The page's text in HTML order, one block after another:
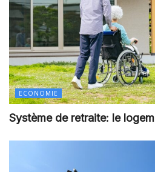
ECONOMIE
Système de retraite: le